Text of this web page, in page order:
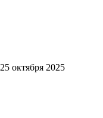
25 октября 2025